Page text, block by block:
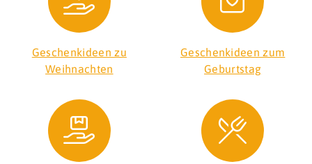
Geschenkideen zu
Weihnachten
Geschenkideen zum
Geburtstag